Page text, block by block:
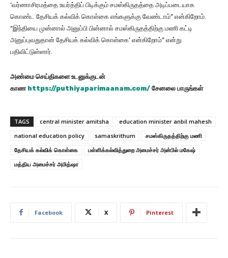
‘வர்ணாசிரமத்தை உயர்த்திப் பிடிக்கும் சமஸ்கிருதத்தை அடிப்படையாக
கொண்ட தேசியக் கல்விக் கொள்கை எங்களுக்கு வேண்டாம்” என்கிறோம்.
“இந்தியை முன்னால் அனுப்பி பின்னால் சமஸ்கிருதத்திற்கு மணி கட்டி
அனுப்புவதுதான் தேசியக் கல்விக் கொள்கை’ என்கிறோம்” என்று
பதிவிட்டுள்ளார்.
அண்மை செய்திகளை உடனுக்குடன்
காண https://puthiyaparimaanam.com/ சேனலை பாருங்கள்
TAGS central minister amitsha
education minister anbil mahesh
national education policy
samaskrithum
சமஸ்கிருதத்திற்கு மணி
தேசியக் கல்விக் கொள்கை
பள்ளிக்கல்வித்துறை அமைச்சர் அன்பில் மகேஷ்
மத்திய அமைச்சர் அமித்ஷா
Facebook X Pinterest